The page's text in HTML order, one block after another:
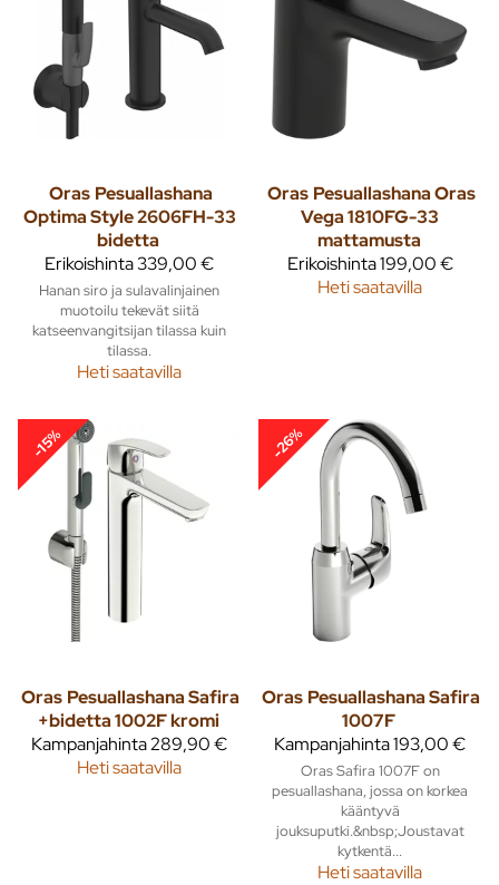
Oras Pesuallashana
Optima Style 2606FH-33
bidetta
Erikoishinta339,00 €
Hanan siro ja sulavalinjainen
muotoilu tekevät siitä
katseenvangitsijan tilassa kuin
tilassa.
Heti saatavilla
Oras Pesuallashana Oras
Vega 1810FG-33
mattamusta
Erikoishinta199,00 €
Heti saatavilla
-15%
Oras Pesuallashana Safira
+bidetta 1002F kromi
Kampanjahinta289,90 €
Heti saatavilla
-26%
Oras Pesuallashana Safira
1007F
Kampanjahinta193,00 €
Oras Safira 1007F on
pesuallashana, jossa on korkea
kääntyvä
jouksuputki.&nbsp;Joustavat
kytkentä...
Heti saatavilla